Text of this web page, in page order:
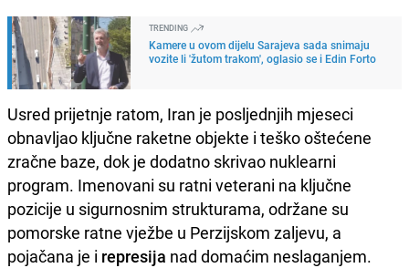
TRENDING
Kamere u ovom dijelu Sarajeva sada snimaju
vozite li 'žutom trakom', oglasio se i Edin Forto
Usred prijetnje ratom, Iran je posljednjih mjeseci
obnavljao ključne raketne objekte i teško oštećene
zračne baze, dok je dodatno skrivao nuklearni
program. Imenovani su ratni veterani na ključne
pozicije u sigurnosnim strukturama, održane su
pomorske ratne vježbe u Perzijskom zaljevu, a
pojačana je i represija nad domaćim neslaganjem.